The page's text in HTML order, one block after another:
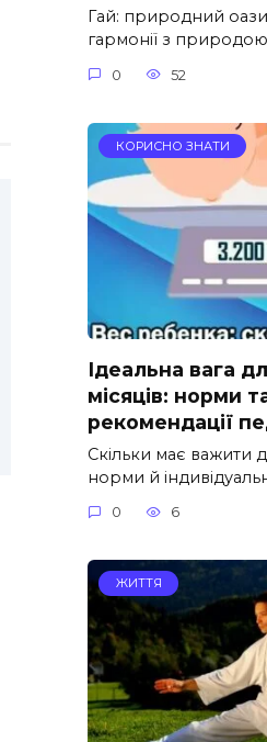
Гай: природний
гармонії з
0 52
КОРИСНО ЗНАТИ
Ідеальна вага
місяців: норми
рекомендації
Скільки має важити
норми й
0 6
ЖИТТЯ